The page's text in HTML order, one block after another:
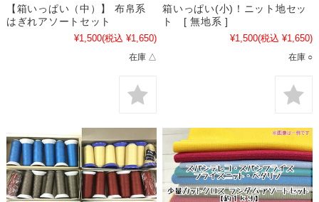
【箱いっぱい（中）】 布帛系
はぎれアソートセット
¥1,500(税込 ¥1,650)
在庫 △
箱いっぱい(小)！ニット地セッ
ト [ 無地系 ]
¥1,500(税込 ¥1,650)
在庫 ○